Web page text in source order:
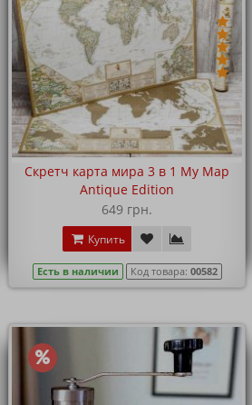
Скретч карта мира 3 в 1 My Map
Antique Edition
649 грн.
Купить
Есть в наличии Код товара: 00582